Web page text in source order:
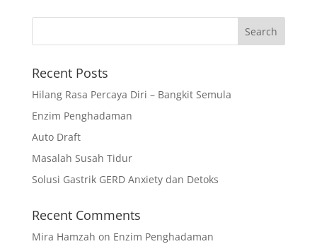
Recent Posts
Hilang Rasa Percaya Diri – Bangkit Semula
Enzim Penghadaman
Auto Draft
Masalah Susah Tidur
Solusi Gastrik GERD Anxiety dan Detoks
Recent Comments
Mira Hamzah on Enzim Penghadaman